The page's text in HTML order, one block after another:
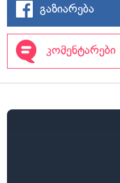
გაზიარება
კომენტარები